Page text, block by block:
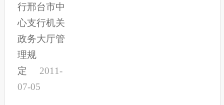
行邢台市中
心支行机关
政务大厅管
理规
定
2011-
07-05